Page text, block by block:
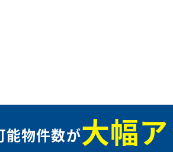
能物件数が大幅